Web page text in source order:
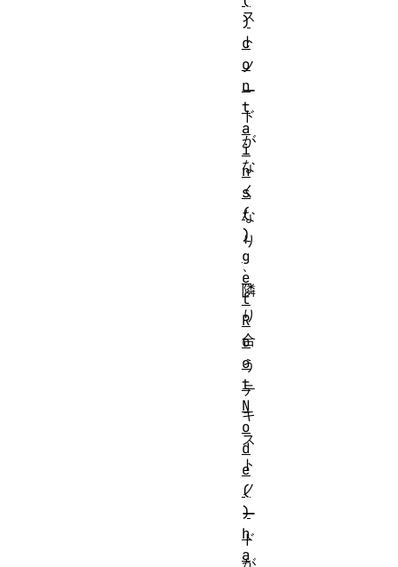
ス
ト
ノ
ー
ド
が
な
く
な
り
、
隣
り
合
う
テ
キ
ス
ト
ノ
ー
ド
)
c
o
n
t
a
i
n
s
(
)
g
e
t
R
o
o
t
N
o
d
e
(
)
h
a